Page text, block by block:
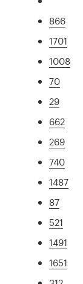
866
1701
1008
70
29
662
269
740
1487
87
521
1491
1651